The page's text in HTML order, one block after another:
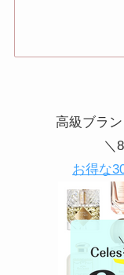
高級ブラ
＼
お得な